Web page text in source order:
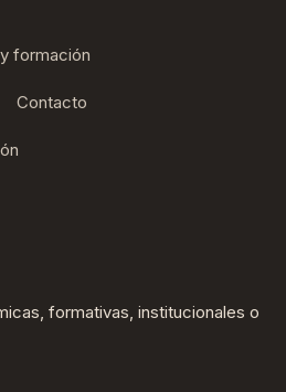
formación
Contacto
formativas, institucionales o